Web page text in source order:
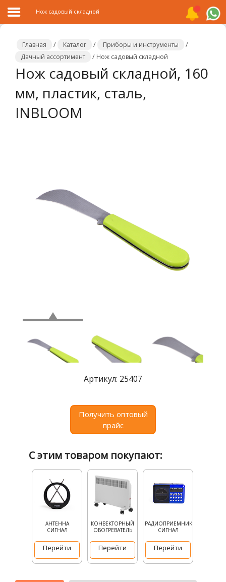
Главная
Каталог
Распродажа
Сотрудничество
Нож садовый складной
Главная / Каталог / Приборы и инструменты
/
Дачный ассортимент
/ Нож садовый складной
Нож садовый складной, 160
мм, пластик, сталь,
INBLOOM
Артикул: 25407
Получить оптовый
прайс
С этим товаром покупают:
АНТЕННА
СИГНАЛ
Перейти
КОНВЕКТОРНЫЙ
ОБОГРЕВАТЕЛЬ
Перейти
РАДИОПРИЕМНИК
СИГНАЛ
Перейти